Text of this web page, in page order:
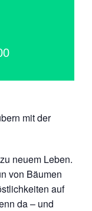
mit der
neuem Leben.
von Bäumen
auf
da – und